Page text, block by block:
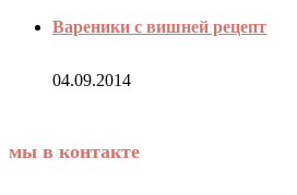
Вареники с вишней рецепт
04.09.2014
мы в контакте